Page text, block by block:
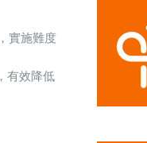
實施難度
有效降低